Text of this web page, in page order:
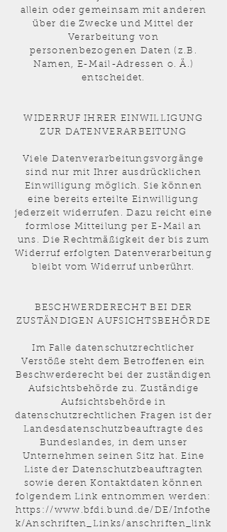
allein oder gemeinsam mit anderen
über die Zwecke und Mittel der
Verarbeitung von
personenbezogenen Daten (z.B.
Namen, E-Mail-Adressen o. Ä.)
entscheidet.
WIDERRUF IHRER EINWILLIGUNG
ZUR DATENVERARBEITUNG
Viele Datenverarbeitungsvorgänge
sind nur mit Ihrer ausdrücklichen
Einwilligung möglich. Sie können
eine bereits erteilte Einwilligung
jederzeit widerrufen. Dazu reicht eine
formlose Mitteilung per E-Mail an
uns. Die Rechtmäßigkeit der bis zum
Widerruf erfolgten Datenverarbeitung
bleibt vom Widerruf unberührt.
BESCHWERDERECHT BEI DER
ZUSTÄNDIGEN AUFSICHTSBEHÖRDE
Im Falle datenschutzrechtlicher
Verstöße steht dem Betroffenen ein
Beschwerderecht bei der zuständigen
Aufsichtsbehörde zu. Zuständige
Aufsichtsbehörde in
datenschutzrechtlichen Fragen ist der
Landesdatenschutzbeauftragte des
Bundeslandes, in dem unser
Unternehmen seinen Sitz hat. Eine
Liste der Datenschutzbeauftragten
sowie deren Kontaktdaten können
folgendem Link entnommen werden:
https://www.bfdi.bund.de/DE/Infothe
k/Anschriften_Links/anschriften_link